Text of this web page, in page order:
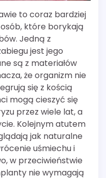
to coraz bardziej
które borykają
Jedną z
jest jego
są z materiałów
że organizm nie
się z kością
mogą cieszyć się
przez wiele lat, a
Kolejnym atutem
jak naturalne
uśmiechu i
w przeciwieństwie
nie wymagają